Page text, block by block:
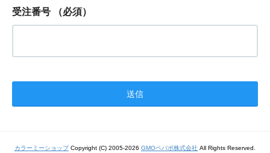
受注番号 （必須）
カラーミーショップCopyright (C) 2005-2026 GMOペパボ株式会社 All Rights Reserved.